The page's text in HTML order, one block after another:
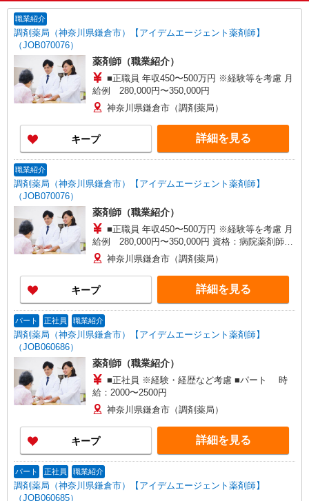
職業紹介
調剤薬局（神奈川県鎌倉市）【アイデムエージェント薬剤師】
（JOB070076）
薬剤師（職業紹介）
■正職員 年収450〜500万円 ※経験等を考慮 月
給例 280,000円〜350,000円
神奈川県鎌倉市（調剤薬局）
キープ 詳細を見る
職業紹介
調剤薬局（神奈川県鎌倉市）【アイデムエージェント薬剤師】
（JOB070076）
薬剤師（職業紹介）
■正職員 年収450〜500万円 ※経験等を考慮 月
給例 280,000円〜350,000円 資格：病院薬剤師経
験者で45歳迄の方
神奈川県鎌倉市（調剤薬局）
キープ 詳細を見る
パート 正社員 職業紹介
調剤薬局（神奈川県鎌倉市）【アイデムエージェント薬剤師】
（JOB060686）
薬剤師（職業紹介）
■正社員 ※経験・経歴など考慮 ■パート 時
給：2000〜2500円
神奈川県鎌倉市（調剤薬局）
キープ 詳細を見る
パート 正社員 職業紹介
調剤薬局（神奈川県鎌倉市）【アイデムエージェント薬剤師】
（JOB060685）